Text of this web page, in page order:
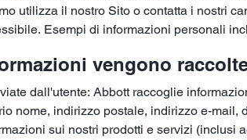
utilizza il nostro Sito o contatta i nostri
Esempi di informazioni personali
vengono
dall'utente: Abbott raccoglie
nome, indirizzo postale, indirizzo e-
sui nostri prodotti e servizi